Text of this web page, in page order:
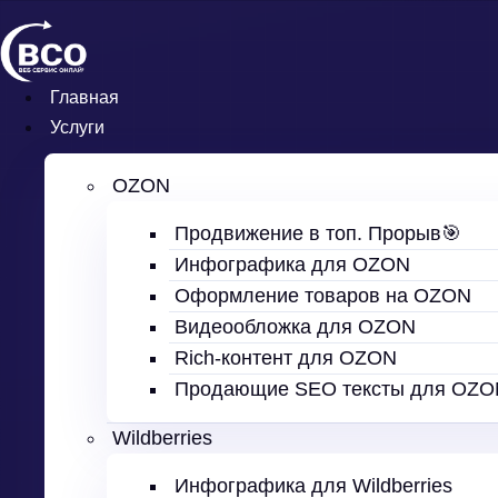
к
содержимому
Главная
Услуги
OZON
Продвижение в топ. Прорыв🎯
Инфографика для OZON
Оформление товаров на OZON
Видеообложка для OZON
Rich-контент для OZON
Продающие SEO тексты для
Wildberries
Инфографика для Wildberries